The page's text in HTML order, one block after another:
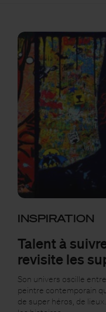
INSPIRATION
Talent à
revisite les
Son univers oscille
peintre contemporain
de super héros, de